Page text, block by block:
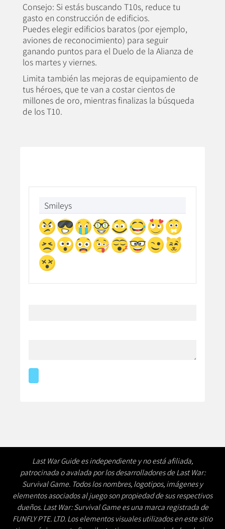
Consejo: Si estás buscando T10s, reduce tu
gasto en construcción de edificios.
Puedes elegir edificios baratos (por ejemplo,
aviones de reconocimiento) para seguir
ganando puntos para el Duelo de la Alianza de
los martes y viernes.
Limita también las mejoras de equipamiento de
tus héroes, que te van a costar cientos de
millones de oro, mientras finalizas la búsqueda
de los T10.
Smileys
Last War Guide es independiente y no está afiliada,
patrocinada o avalada por los desarrolladores de Last War:
Survival Game. Todos los nombres, logotipos, imágenes y
elementos asociados al juego son propiedad de sus respectivos
dueños. Last War: Survival Game es una marca registrada de
FUNFLY PTE. LTD. Los elementos visuales utilizados en este sitio